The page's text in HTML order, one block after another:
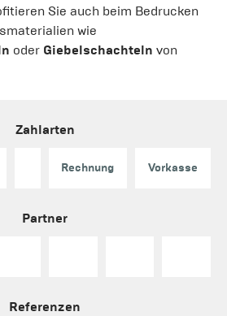
Sie auch beim Bedrucken
wie
oder Giebelschachteln von
Zahlarten
Rechnung Vorkasse
Partner
Referenzen